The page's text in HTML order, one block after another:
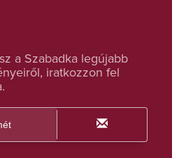
a Szabadka legújabb
iratkozzon fel